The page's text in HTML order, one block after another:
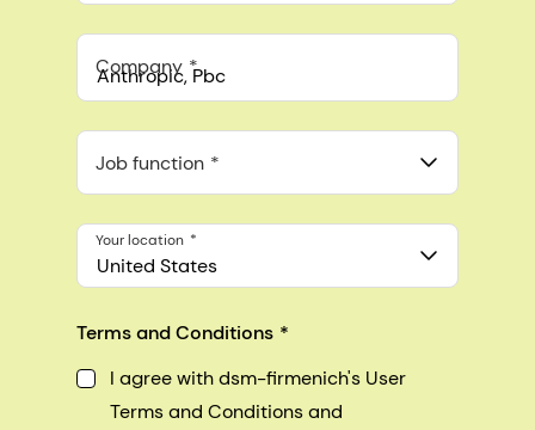
Company
548 Market St Pmb 90375, San Francisco, California, US
Job function
United States
Your location
Terms and Conditions
I agree with dsm-firmenich's User
Terms and Conditions and